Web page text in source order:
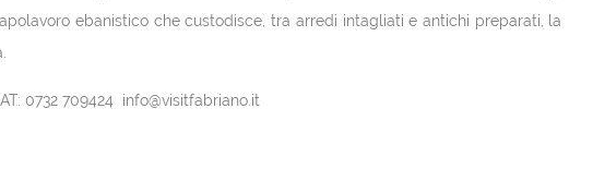
ebanistico che custodisce, tra arredi intagliati e antichi preparati, la
0732 709424 info@visitfabriano.it